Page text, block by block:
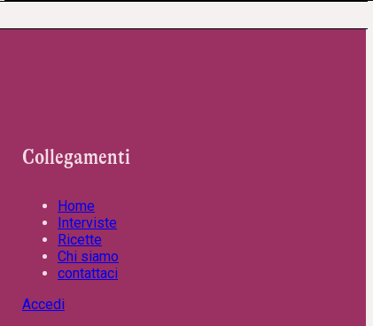
Collegamenti
Home
Interviste
Ricette
Chi siamo
contattaci
Accedi